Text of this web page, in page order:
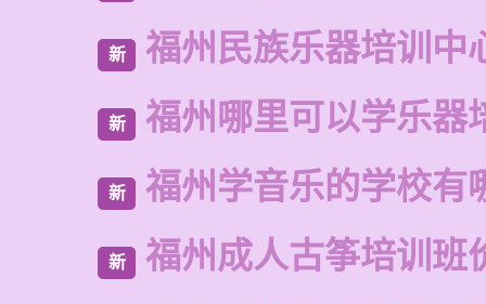
新 福州民族乐器培训中
新 福州哪里可以学乐器
新 福州学音乐的学校有
新 福州成人古筝培训班